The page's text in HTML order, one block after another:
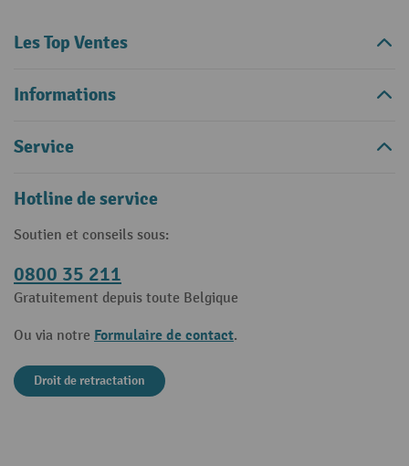
Les Top Ventes
Informations
Service
Hotline de service
Soutien et conseils sous:
0800 35 211
Gratuitement depuis toute Belgique
Ou via notre Formulaire de contact.
Droit de retractation